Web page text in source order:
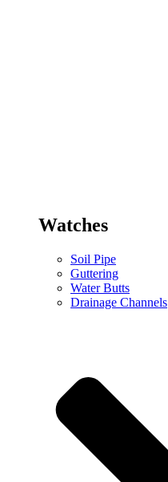
Watches
Soil Pipe
Guttering
Water Butts
Drainage Channels